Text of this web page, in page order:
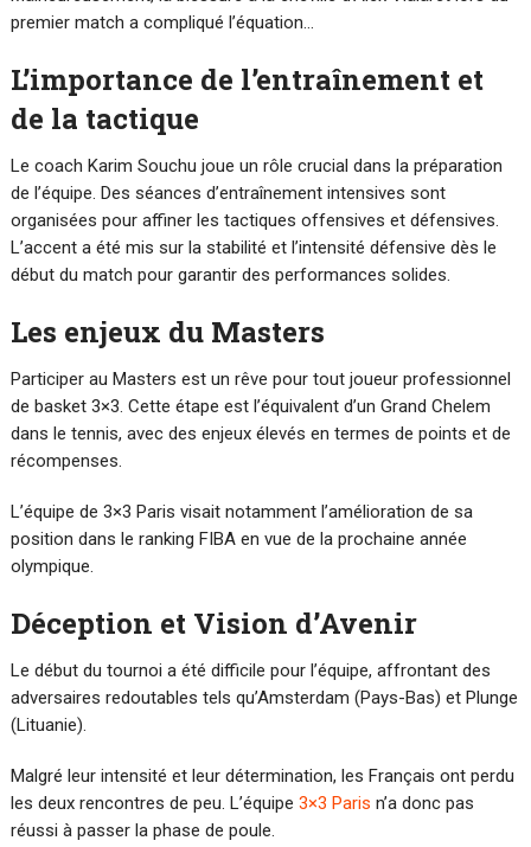
premier match a compliqué l’équation…
L’importance de l’entraînement et
de la tactique
Le coach Karim Souchu joue un rôle crucial dans la préparation
de l’équipe. Des séances d’entraînement intensives sont
organisées pour affiner les tactiques offensives et défensives.
L’accent a été mis sur la stabilité et l’intensité défensive dès le
début du match pour garantir des performances solides.
Les enjeux du Masters
Participer au Masters est un rêve pour tout joueur professionnel
de basket 3×3. Cette étape est l’équivalent d’un Grand Chelem
dans le tennis, avec des enjeux élevés en termes de points et de
récompenses.
L’équipe de 3×3 Paris visait notamment l’amélioration de sa
position dans le ranking FIBA en vue de la prochaine année
olympique.
Déception et Vision d’Avenir
Le début du tournoi a été difficile pour l’équipe, affrontant des
adversaires redoutables tels qu’Amsterdam (Pays-Bas) et Plunge
(Lituanie).
Malgré leur intensité et leur détermination, les Français ont perdu
les deux rencontres de peu. L’équipe 3×3 Paris n’a donc pas
réussi à passer la phase de poule.